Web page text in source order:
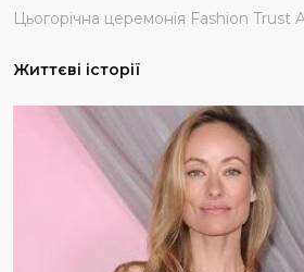
Цьогорічна церемонія Fashion Trust
Життєві історії